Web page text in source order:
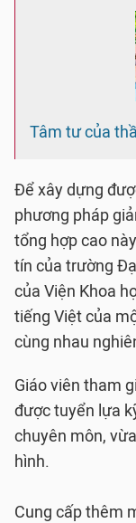
Tâm tư của
Để xây dựng
phương pháp
tổng hợp cao
tín của trường
của Viện Khoa
tiếng Việt của
cùng nhau
Giáo viên tham
được tuyển lựa
chuyên môn,
hình.
Cung cấp thêm